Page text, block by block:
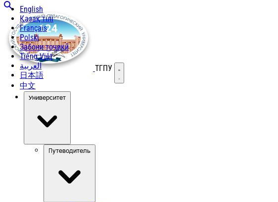
English
Қазақ тілі
Français
Polski
Забони тоҷикӣ
Tiếng Việt
العربية
日本語
中文
ТГПУ Открыть меню
Университет
Путеводитель